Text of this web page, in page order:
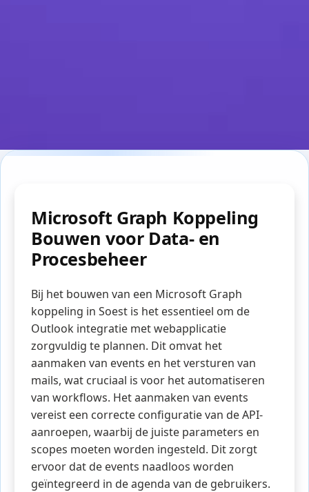
Microsoft Graph Koppeling
Bouwen voor Data- en
Procesbeheer
Bij het bouwen van een Microsoft Graph
koppeling in Soest is het essentieel om de
Outlook integratie met webapplicatie
zorgvuldig te plannen. Dit omvat het
aanmaken van events en het versturen van
mails, wat cruciaal is voor het automatiseren
van workflows. Het aanmaken van events
vereist een correcte configuratie van de API-
aanroepen, waarbij de juiste parameters en
scopes moeten worden ingesteld. Dit zorgt
ervoor dat de events naadloos worden
geïntegreerd in de agenda van de gebruikers.